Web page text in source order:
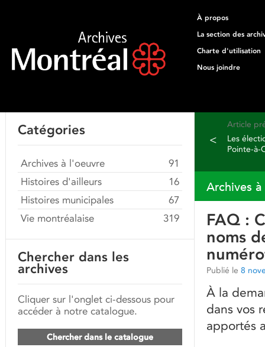
À propos
La section des
Charte d'utilisation
Nous joindre
Article
<
Les
Pointe-à-
Archives
FAQ :
noms
Publié le 8
À la
dans vos
apportés
Catégories
Archives à l'oeuvre
91
Histoires d'ailleurs
16
Histoires municipales
67
Vie montréalaise
319
Chercher dans les
archives
Cliquer sur l'onglet ci-dessous pour
accéder à notre catalogue.
Chercher dans le catalogue